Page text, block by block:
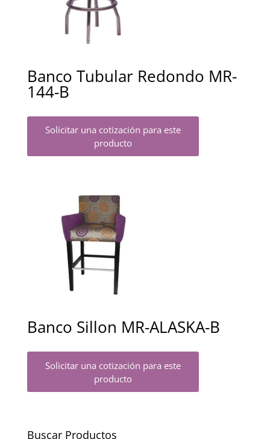
Banco Tubular Redondo MR-
144-B
Solicitar una cotización para este
producto
Banco Sillon MR-ALASKA-B
Solicitar una cotización para este
producto
Buscar Productos